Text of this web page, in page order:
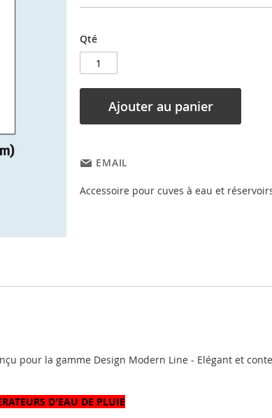
Qté
Ajouter au panier
EMAIL
Accessoire pour cuves à eau et
pour la gamme Design Modern Line - Elégant et
D'EAU DE PLUIE